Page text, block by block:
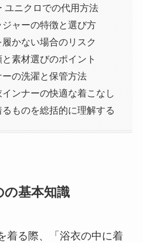
ユニクロでの代用方法
ャーの特徴と選び方
かない場合のリスク
素材選びのポイント
の洗濯と保管方法
ンナーの快適な着こなし
ものを総括的に理解する
の基本知識
着る際、「浴衣の中に着